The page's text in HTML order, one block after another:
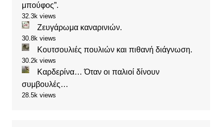
μπούφος”.
32.3k views
Ζευγάρωμα καναρινιών.
30.8k views
Κουτσουλιές πουλιών και πιθανή διάγνωση.
30.2k views
Καρδερίνα… Όταν οι παλιοί δίνουν
συμβουλές…
28.5k views